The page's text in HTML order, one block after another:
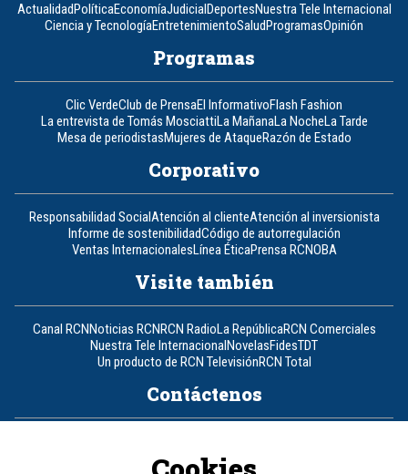
ActualidadPolíticaEconomíaJudicialDeportesNuestra Tele Internacional
Ciencia y TecnologíaEntretenimientoSaludProgramasOpinión
Programas
Clic VerdeClub de PrensaEl InformativoFlash Fashion
La entrevista de Tomás MosciattiLa MañanaLa NocheLa Tarde
Mesa de periodistasMujeres de AtaqueRazón de Estado
Corporativo
Responsabilidad SocialAtención al clienteAtención al inversionista
Informe de sostenibilidadCódigo de autorregulación
Ventas InternacionalesLínea ÉticaPrensa RCNOBA
Visite también
Canal RCNNoticias RCNRCN RadioLa RepúblicaRCN Comerciales
Nuestra Tele InternacionalNovelasFidesTDT
Un producto de RCN TelevisiónRCN Total
Contáctenos